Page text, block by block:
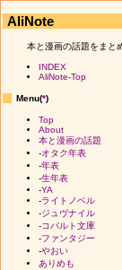
AliNote
本と漫画の話題をまと
INDEX
AliNote-Top
Menu(*)
Top
About
本と漫画の話題
-オタク年表
-年表
-生年表
-YA
-ライトノベル
-ジュヴナイル
-コバルト文庫
-ファンタジー
-やおい
ありめも